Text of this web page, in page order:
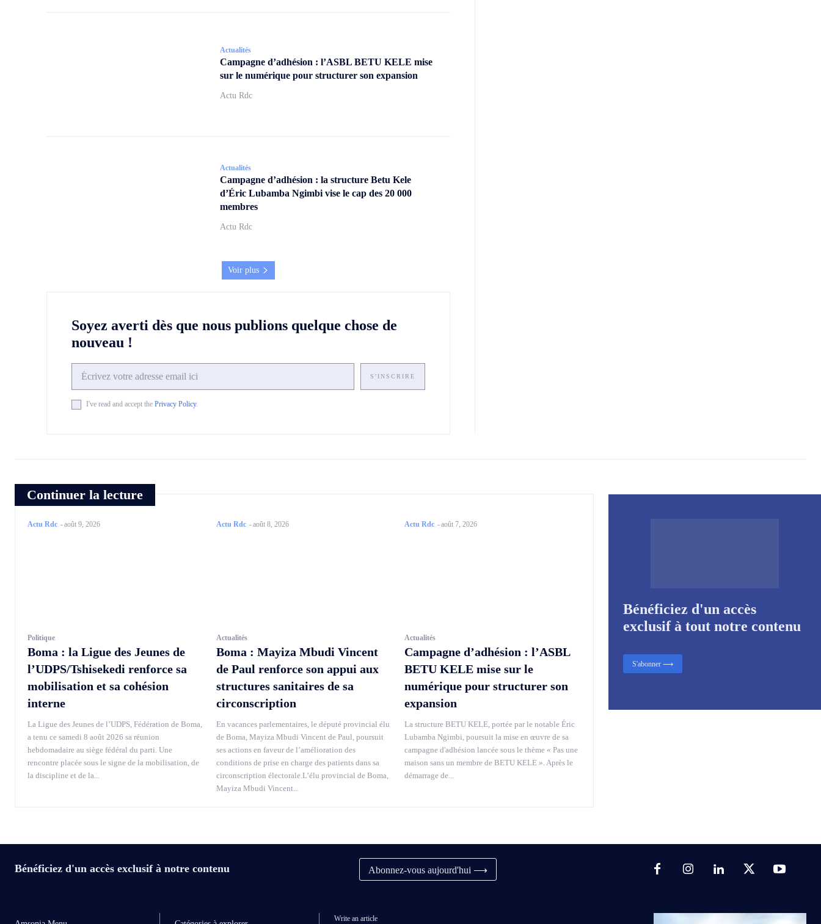
Actualités
Campagne d’adhésion : l’ASBL BETU KELE mise
sur le numérique pour structurer son expansion
Actu Rdc
Actualités
Campagne d’adhésion : la structure Betu Kele
d’Éric Lubamba Ngimbi vise le cap des 20 000
membres
Actu Rdc
Voir plus
Soyez averti dès que nous publions quelque chose de
nouveau !
S'INSCRIRE
I've read and accept the Privacy Policy.
Continuer la lecture
Actu Rdc -août 9, 2026
Politique
Boma : la Ligue des Jeunes de
l’UDPS/Tshisekedi renforce sa
mobilisation et sa cohésion
interne
La Ligue des Jeunes de l’UDPS, Fédération de Boma,
a tenu ce samedi 8 août 2026 sa réunion
hebdomadaire au siège fédéral du parti. Une
rencontre placée sous le signe de la mobilisation, de
la discipline et de la...
Actu Rdc -août 8, 2026
Actualités
Boma : Mayiza Mbudi Vincent
de Paul renforce son appui aux
structures sanitaires de sa
circonscription
En vacances parlementaires, le député provincial élu
de Boma, Mayiza Mbudi Vincent de Paul, poursuit
ses actions en faveur de l’amélioration des
conditions de prise en charge des patients dans sa
circonscription électorale.L’élu provincial de Boma,
Mayiza Mbudi Vincent...
Actu Rdc -août 7, 2026
Actualités
Campagne d’adhésion : l’ASBL
BETU KELE mise sur le
numérique pour structurer son
expansion
La structure BETU KELE, portée par le notable Éric
Lubamba Ngimbi, poursuit la mise en œuvre de sa
campagne d'adhésion lancée sous le thème « Pas une
maison sans un membre de BETU KELE ». Après le
démarrage de...
Bénéficiez d'un accès
exclusif à tout notre contenu
S'abonner ⟶
Bénéficiez d'un accès exclusif à notre contenu Abonnez-vous aujourd'hui ⟶
Write an article